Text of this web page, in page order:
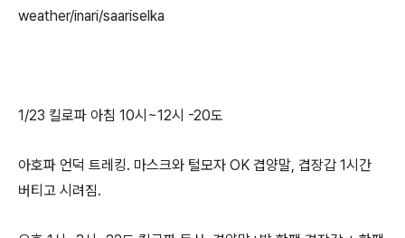
weather/inari/saariselka
1/23 킬로파 아침 10시~12시 -20도
아호파 언덕 트레킹. 마스크와 털모자 OK 겹양말, 겹장갑 1시간
버티고 시려짐.